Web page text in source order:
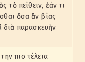
τὸ πείθειν, ἐάν τι
ὅσα ἂν βίας
διὰ παρασκευὴν
πιο τέλεια